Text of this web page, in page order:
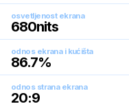
osvetljenost ekrana
680nits
odnos ekrana i kućišta
86.7%
odnos strana ekrana
20:9